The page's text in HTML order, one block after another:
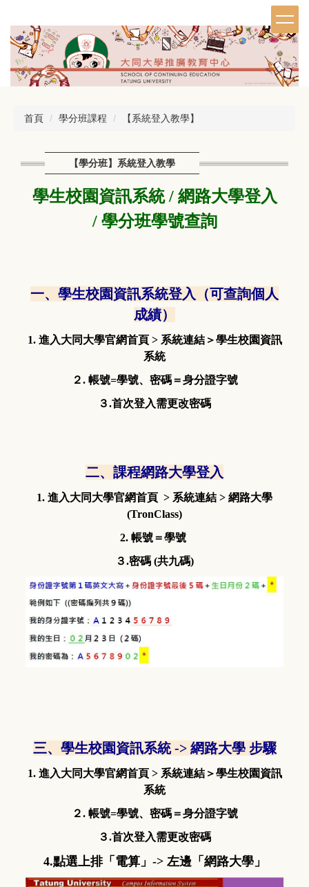
到
主
內
首頁
學分班課程 【系統登入教學】
【學分班】系統登入教學
學生校園資訊系統 / 網路大學登入
/ 學分班學號查詢
一、學生校園資訊系統登入（可查詢個人
成績）
1. 進入大同大學官網首頁 > 系統連結＞學生校園資訊
系統
２. 帳號=學號、密碼＝身分證字號
３.首次登入需更改密碼
二、課程網路大學登入
1. 進入大同大學官網首頁 > 系統連結 > 網路大學
(TronClass)
2. 帳號＝學號
３.密碼 (共九碼)
三、學生校園資訊系統 -> 網路大學 步驟
1. 進入大同大學官網首頁 > 系統連結＞學生校園資訊
系統
２. 帳號=學號、密碼＝身分證字號
３.首次登入需更改密碼
4.點選上排「電算」-> 左邊「網路大學」